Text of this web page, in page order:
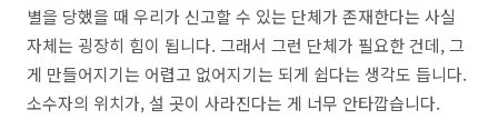
별을 당했을 때 우리가 신고할 수 있는 단체가 존재한다는 사실
자체는 굉장히 힘이 됩니다. 그래서 그런 단체가 필요한 건데,그
게 만들어지기는 어렵고 없어지기는 되게 쉽다는 생각도 듭니다.
소수자의 위치가,설 곳이 사라진다는 게 너무 안타깝습니다.